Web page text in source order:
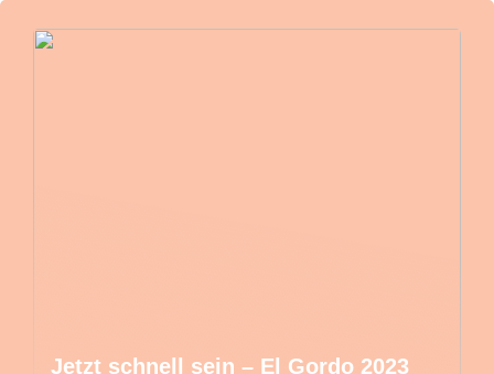
Jetzt schnell sein – El Gordo 2023